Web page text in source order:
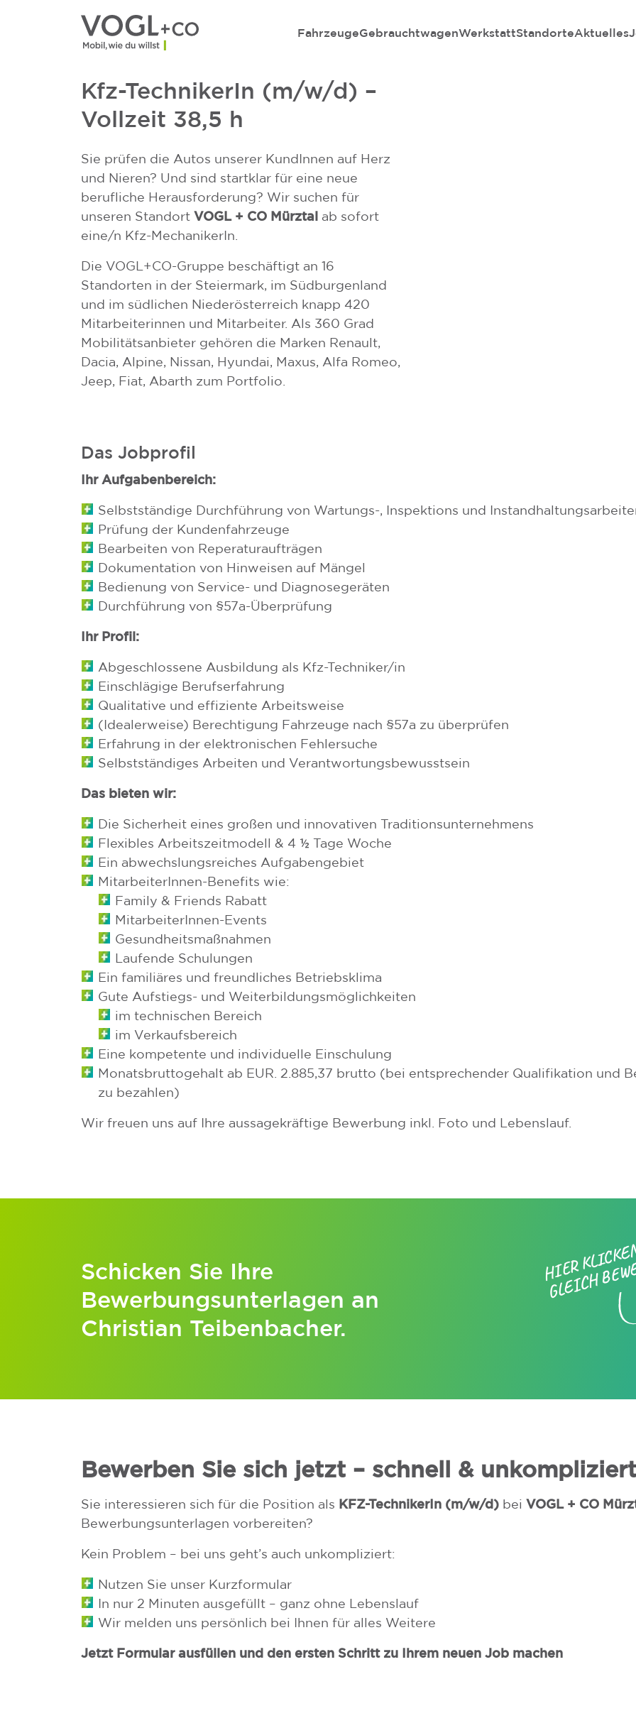
FahrzeugeGebrauchtwagenWerkstattStandorteAktuelles
Kfz-TechnikerIn (m/w/d) –
Vollzeit 38,5 h
Sie prüfen die Autos unserer KundInnen auf Herz
und Nieren? Und sind startklar für eine neue
berufliche Herausforderung? Wir suchen für
unseren Standort VOGL + CO Mürztal ab sofort
eine/n Kfz-MechanikerIn.
Die VOGL+CO-Gruppe beschäftigt an 16
Standorten in der Steiermark, im Südburgenland
und im südlichen Niederösterreich knapp 420
Mitarbeiterinnen und Mitarbeiter. Als 360 Grad
Mobilitätsanbieter gehören die Marken Renault,
Dacia, Alpine, Nissan, Hyundai, Maxus, Alfa Romeo,
Jeep, Fiat, Abarth zum Portfolio.
Das Jobprofil
Ihr Aufgabenbereich:
Selbstständige Durchführung von Wartungs-, Inspektions und
Prüfung der Kundenfahrzeuge
Bearbeiten von Reperaturaufträgen
Dokumentation von Hinweisen auf Mängel
Bedienung von Service- und Diagnosegeräten
Durchführung von §57a-Überprüfung
Ihr Profil:
Abgeschlossene Ausbildung als Kfz-Techniker/in
Einschlägige Berufserfahrung
Qualitative und effiziente Arbeitsweise
(Idealerweise) Berechtigung Fahrzeuge nach §57a zu überprüfen
Erfahrung in der elektronischen Fehlersuche
Selbstständiges Arbeiten und Verantwortungsbewusstsein
Das bieten wir:
Die Sicherheit eines großen und innovativen Traditionsunternehmens
Flexibles Arbeitszeitmodell & 4 ½ Tage Woche
Ein abwechslungsreiches Aufgabengebiet
MitarbeiterInnen-Benefits wie:
Family & Friends Rabatt
MitarbeiterInnen-Events
Gesundheitsmaßnahmen
Laufende Schulungen
Ein familiäres und freundliches Betriebsklima
Gute Aufstiegs- und Weiterbildungsmöglichkeiten
im technischen Bereich
im Verkaufsbereich
Eine kompetente und individuelle Einschulung
Monatsbruttogehalt ab EUR. 2.885,37 brutto (bei entsprechender Qualifikation und
zu bezahlen)
Wir freuen uns auf Ihre aussagekräftige Bewerbung inkl. Foto und Lebenslauf.
Schicken Sie Ihre
Bewerbungsunterlagen an
Christian Teibenbacher.
Bewerben Sie sich jetzt – schnell &
Sie interessieren sich für die Position als KFZ-TechnikerIn (m/w/d) bei VOGL + CO
Bewerbungsunterlagen vorbereiten?
Kein Problem – bei uns geht’s auch unkompliziert:
Nutzen Sie unser Kurzformular
In nur 2 Minuten ausgefüllt – ganz ohne Lebenslauf
Wir melden uns persönlich bei Ihnen für alles Weitere
Jetzt Formular ausfüllen und den ersten Schritt zu Ihrem neuen Job machen